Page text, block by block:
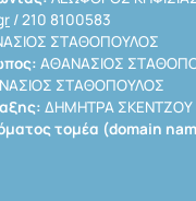
/ 210 8100583
ΣΤΑΘΟΠΟΥΛΟΣ
ΑΘΑΝΑΣΙΟΣ
ΣΤΑΘΟΠΟΥΛΟΣ
ΔΗΜΗΤΡΑ ΣΚΕΝΤΖΟΥ
τομέα (domain